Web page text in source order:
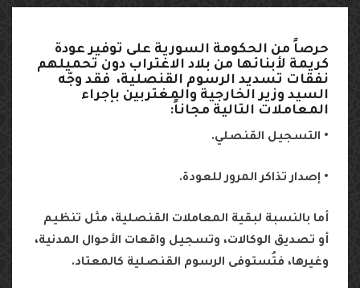
حرصاً من الحكومة السورية على توفير عودة
كريمة لأبنائها من بلاد الاغتراب دون تحميلهم
نفقات تسديد الرسوم القنصلية، فقد وجّه
السيد وزير الخارجية والمغتربين بإجراء
المعاملات التالية مجاناً:
• التسجيل القنصلي.
• إصدار تذاكر المرور للعودة.
أما بالنسبة لبقية المعاملات القنصلية، مثل تنظيم
أو تصديق الوكالات، وتسجيل واقعات الأحوال المدنية،
وغيرها، فتُستوفى الرسوم القنصلية كالمعتاد.